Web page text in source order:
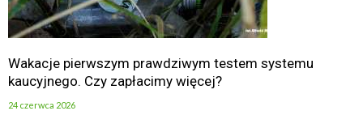
Wakacje pierwszym prawdziwym testem systemu
kaucyjnego. Czy zapłacimy więcej?
24 czerwca 2026